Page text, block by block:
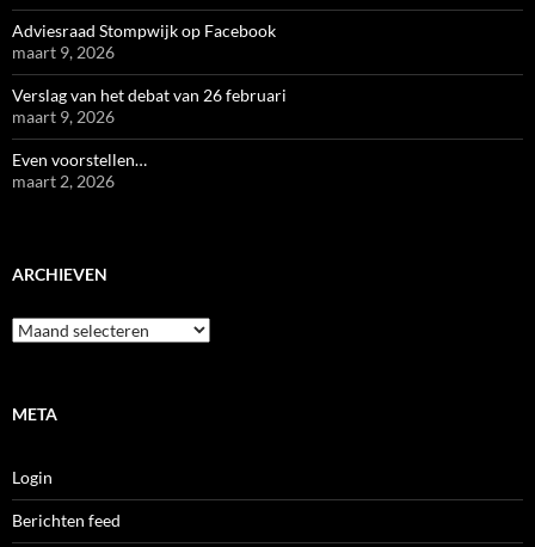
Adviesraad Stompwijk op Facebook
maart 9, 2026
Verslag van het debat van 26 februari
maart 9, 2026
Even voorstellen…
maart 2, 2026
ARCHIEVEN
Archieven
META
Login
Berichten feed